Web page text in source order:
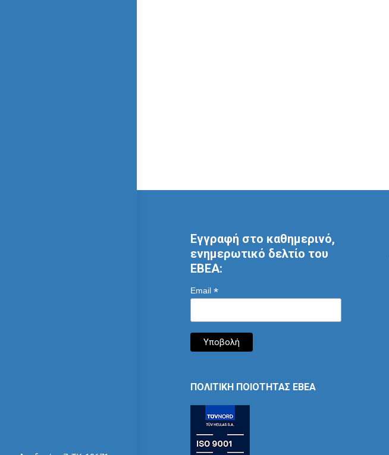
Εγγραφή στο καθημερινό,
ενημερωτικό δελτίο του
ΕΒΕΑ:
Email *
ΠΟΛΙΤΙΚΗ ΠΟΙΟΤΗΤΑΣ ΕΒΕΑ